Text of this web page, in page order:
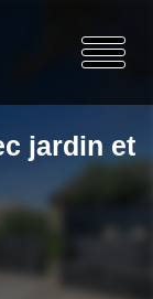
jardin et